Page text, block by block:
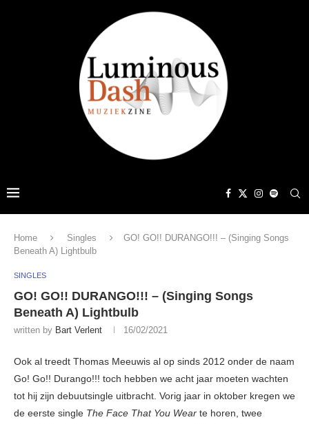
Home Singles
GO! GO!! DURANGO!!! – (Singing Songs
Beneath A) Lightbulb
SINGLES
GO! GO!! DURANGO!!! – (Singing Songs
Beneath A) Lightbulb
written by Bart Verlent 16/02/2021
Ook al treedt Thomas Meeuwis al op sinds 2012 onder de naam
Go! Go!! Durango!!! toch hebben we acht jaar moeten wachten
tot hij zijn debuutsingle uitbracht. Vorig jaar in oktober kregen we
de eerste single The Face That You Wear te horen, twee